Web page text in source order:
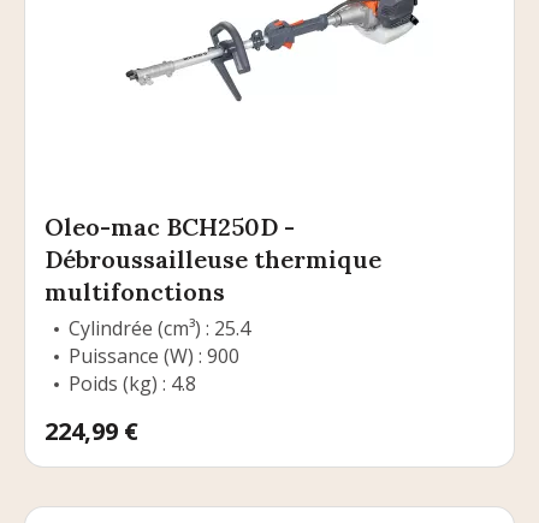
Oleo-mac BCH250D -
Débroussailleuse thermique
multifonctions
Cylindrée (cm³) : 25.4
Puissance (W) : 900
Poids (kg) : 4.8
Prix
224,99 €